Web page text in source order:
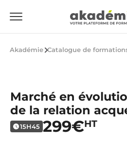
Akadémie Catalogue de
Marché en
de la relation
15H45 299€HT